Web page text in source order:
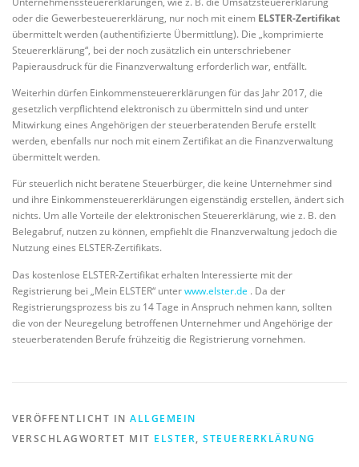
oder die Gewerbesteuererklärung, nur noch mit einem ELSTER-Zertifikat
übermittelt werden (authentifizierte Übermittlung). Die „komprimierte
Steuererklärung“, bei der noch zusätzlich ein unterschriebener
Papierausdruck für die Finanzverwaltung erforderlich war, entfällt.
Weiterhin dürfen Einkommensteuererklärungen für das Jahr 2017, die
gesetzlich verpflichtend elektronisch zu übermitteln sind und unter
Mitwirkung eines Angehörigen der steuerberatenden Berufe erstellt
werden, ebenfalls nur noch mit einem Zertifikat an die Finanzverwaltung
übermittelt werden.
Für steuerlich nicht beratene Steuerbürger, die keine Unternehmer sind
und ihre Einkommensteuererklärungen eigenständig erstellen, ändert sich
nichts. Um alle Vorteile der elektronischen Steuererklärung, wie z. B. den
Belegabruf, nutzen zu können, empfiehlt die Flnanzverwaltung jedoch die
Nutzung eines ELSTER-Zertifikats.
Das kostenlose ELSTER-Zertifikat erhalten Interessierte mit der
Registrierung bei „Mein ELSTER“ unterwww.elster.de . Da der
Registrierungsprozess bis zu 14 Tage in Anspruch nehmen kann, sollten
die von der Neuregelung betroffenen Unternehmer und Angehörige der
steuerberatenden Berufe frühzeitig die Registrierung vornehmen.
VERÖFFENTLICHT IN ALLGEMEIN
VERSCHLAGWORTET MIT ELSTER, STEUERERKLÄRUNG